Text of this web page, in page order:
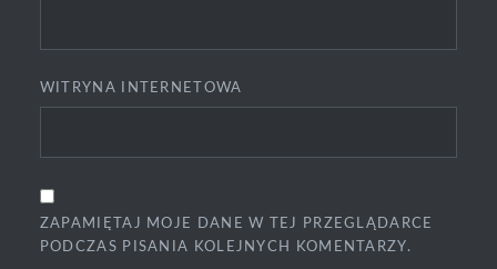
WITRYNA INTERNETOWA
ZAPAMIĘTAJ MOJE DANE W TEJ PRZEGLĄDARCE
PODCZAS PISANIA KOLEJNYCH KOMENTARZY.